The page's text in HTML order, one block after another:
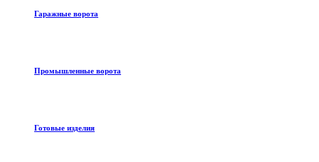
Гаражные ворота
Промышленные ворота
Готовые изделия